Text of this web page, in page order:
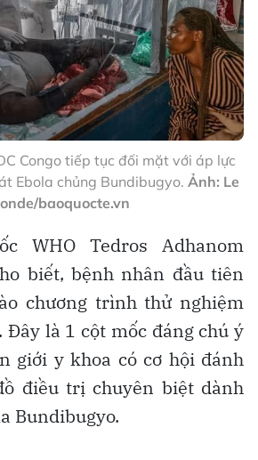
Congo tiếp tục đối mặt với áp lực
Ebola chủng Bundibugyo. Ảnh: Le
baoquocte.vn
WHO Tedros Adhanom
biết, bệnh nhân đầu tiên
chương trình thử nghiệm
là 1 cột mốc đáng chú ý
giới y khoa có cơ hội đánh
điều trị chuyên biệt dành
Bundibugyo.